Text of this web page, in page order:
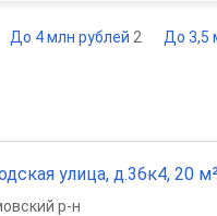
До 4 млн рублей 2 До 3,5
улица, д.36к4, 20
р-н